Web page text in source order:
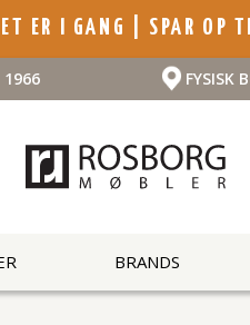
ER I GANG | SPAR OP
1966 FYSISK
BRANDS